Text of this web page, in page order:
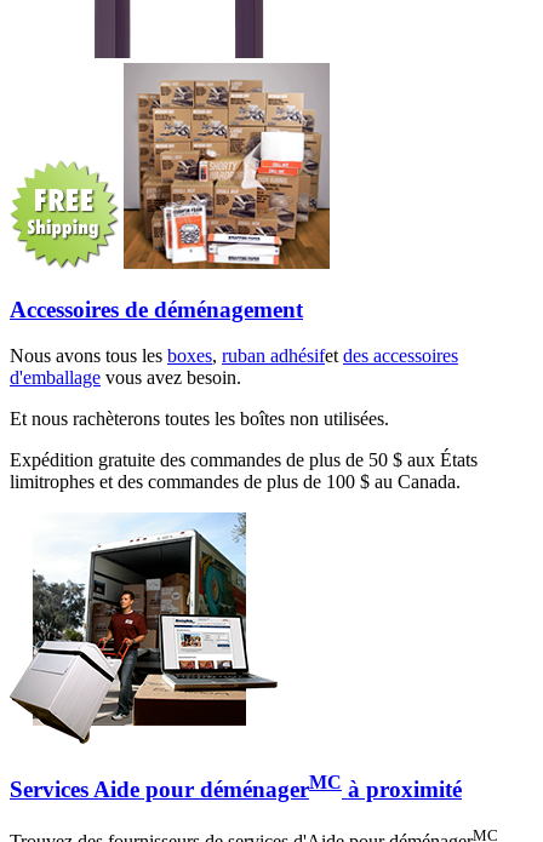
Accessoires de déménagement
Nous avons tous les boxes, ruban adhésifet des accessoires
d'emballage vous avez besoin.
Et nous rachèterons toutes les boîtes non utilisées.
Expédition gratuite des commandes de plus de 50 $ aux États
limitrophes et des commandes de plus de 100 $ au Canada.
Services Aide pour déménagerMC à proximité
MC